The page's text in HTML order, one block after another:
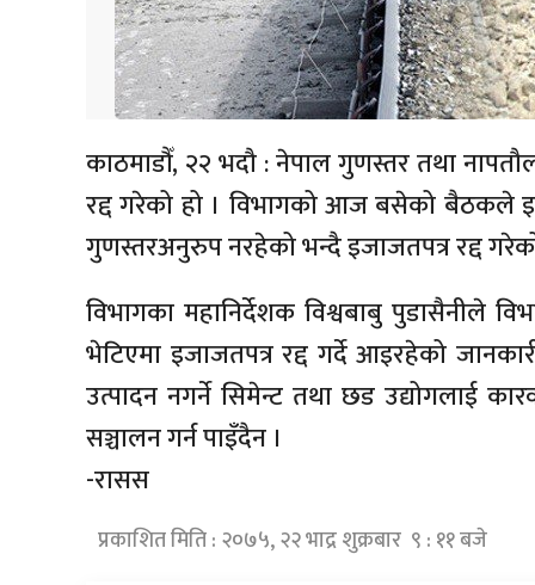
काठमाडौँ, २२ भदौ : नेपाल गुणस्तर तथा
रद्द गरेको हो । विभागको आज बसेको बैठकले
गुणस्तरअनुरुप नरहेको भन्दै इजाजतपत्र रद्द
विभागका महानिर्देशक विश्वबाबु पुडासैनीले
भेटिएमा इजाजतपत्र रद्द गर्दे आइरहेको
उत्पादन नगर्ने सिमेन्ट तथा छड उद्योगलाई
सञ्चालन गर्न पाइँदैन ।
-रासस
प्रकाशित मिति : २०७५, २२ भाद्र शुक्रबार ९ : ११ बजे